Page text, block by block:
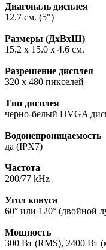
Диагональ дисплея
12.7 см. (5")
Размеры (ДxВxШ)
15.2 x 15.0 x 4.6 см.
Разрешение дисплея
320 x 480 пикселей
Тип дисплея
черно-белый HVGA
Водонепроницаемость
да (IPX7)
Частота
200/77 kHz
Угол конуса
60° или 120° (двойной
Мощность
300 Вт (RMS), 2400 Вт